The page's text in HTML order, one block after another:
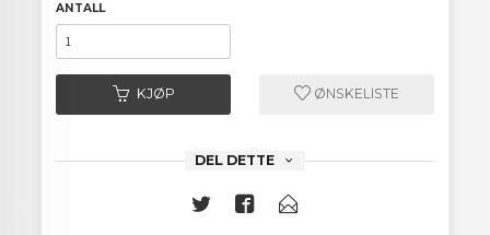
ANTALL
KJØP ØNSKELISTE
DEL DETTE